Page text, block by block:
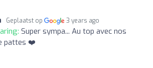
Geplaatst op 3 years ago
Super sympa... Au top avec nos
pattes ❤️